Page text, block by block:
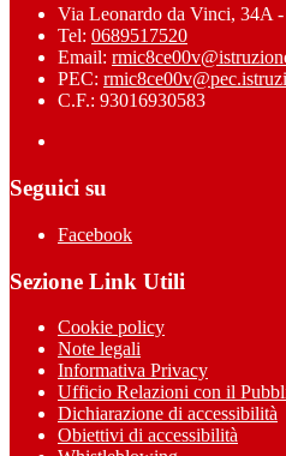
Via Leonardo da Vinci, 34A
Tel: 0689517520
Email:
PEC:
C.F.: 93016930583
Seguici su
Facebook
Sezione Link Utili
Cookie policy
Note legali
Informativa Privacy
Ufficio Relazioni con il
Dichiarazione di accessibilità
Obiettivi di accessibilità